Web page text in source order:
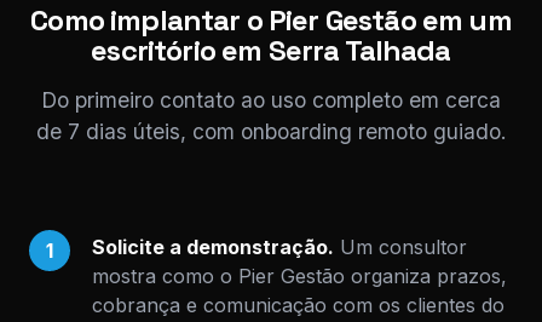
Como implantar o Pier Gestão em um
escritório em Serra Talhada
Do primeiro contato ao uso completo em cerca
de 7 dias úteis, com onboarding remoto guiado.
1 Solicite a demonstração. Um consultor
mostra como o Pier Gestão organiza prazos,
cobrança e comunicação com os clientes do